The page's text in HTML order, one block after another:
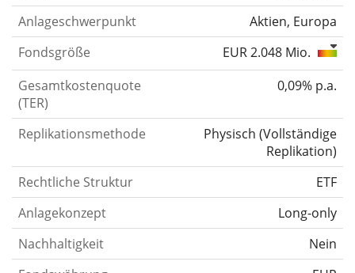
Anlageschwerpunkt
Aktien, Europa
Fondsgröße
EUR 2.048 Mio.
Gesamtkostenquote
(TER)
0,09% p.a.
Replikationsmethode Physisch (Vollständige
Replikation)
Rechtliche Struktur
ETF
Anlagekonzept
Long-only
Nachhaltigkeit
Nein